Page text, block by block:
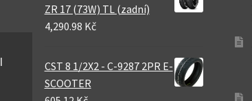
ZR 17 (73W) TL (zadní)
4,290.98 Kč
CST 8 1/2X2 - C-9287 2PR E-
SCOOTER